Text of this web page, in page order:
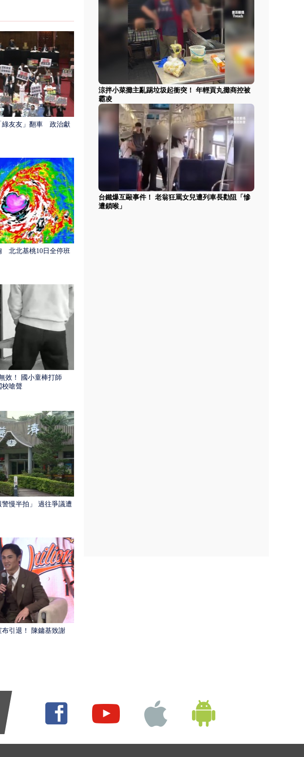
綠友友」翻車 政治獻
北北基桃10日全停班
效！ 國小童棒打師
嗆聲
慢半拍」 過往爭議遭
布引退！ 陳鏞基致謝
涼拌小菜攤主亂踢垃圾起衝突！ 年輕貢丸攤商控被
霸凌
台鐵爆互毆事件！ 老翁狂罵女兒遭列車長勸阻「慘
遭鎖喉」